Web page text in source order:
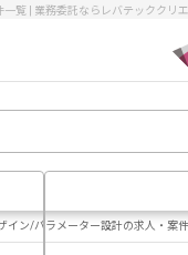
覧 | 業務委託ならレバテッククリ
イン/パラメーター設計の求人・案